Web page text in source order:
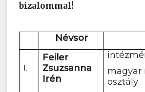
bizalommal!
Névsor
1.
Feiler
Zsuzsanna
Irén
magyar
osztály